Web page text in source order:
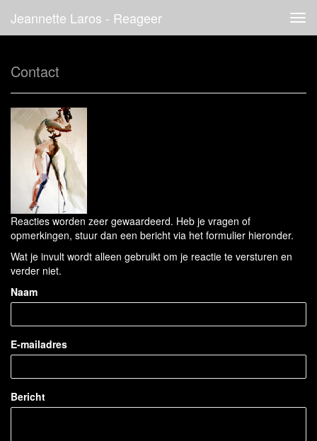
Jeannette Laros - Reageer
Contact
Reacties worden zeer gewaardeerd. Heb je vragen of
opmerkingen, stuur dan een bericht via het formulier hieronder.
Wat je invult wordt alleen gebruikt om je reactie te versturen en
verder niet.
Naam
E-mailadres
Bericht